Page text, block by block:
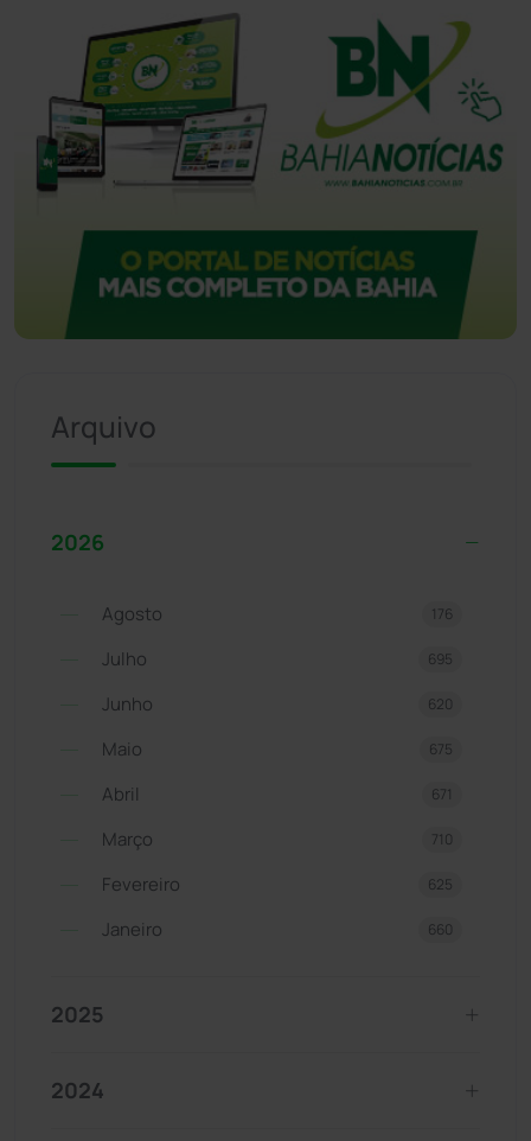
Arquivo
2026
Agosto 176
Julho 695
Junho 620
Maio 675
Abril 671
Março 710
Fevereiro 625
Janeiro 660
2025
2024